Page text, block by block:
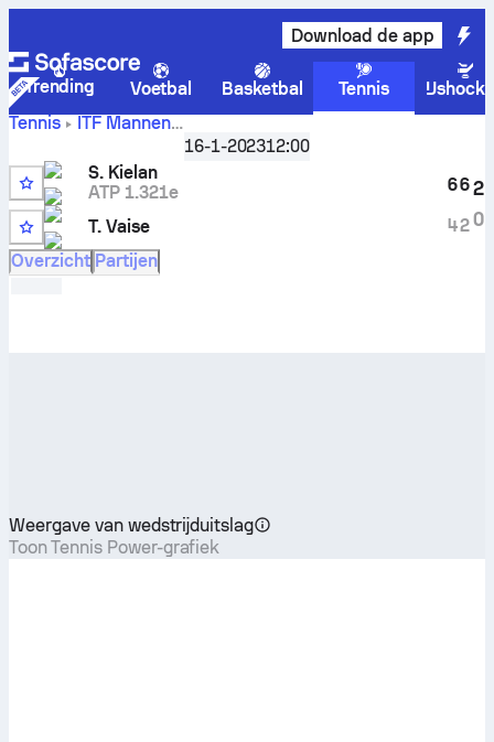
Download de app
Trending Voetbal Basketbal Tennis
Tennis
ITF Mannen
Vilnius, Singles Main, M-ITF-LTU-01A
Szymon Kielan vs
resultaten
16-1-202312:00
S. Kielan
ATP 1.321e
T. Vaise
6
4
6
2
2
0
Overzicht Partijen
Weergave van wedstrijduitslag
Toon Tennis Power-grafiek